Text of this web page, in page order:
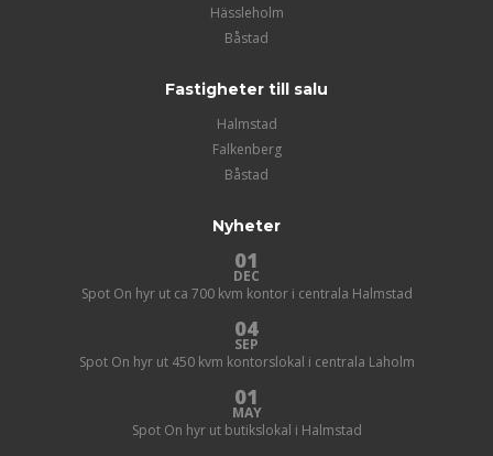
Hässleholm
Båstad
Fastigheter till salu
Halmstad
Falkenberg
Båstad
Nyheter
01
DEC
Spot On hyr ut ca 700 kvm kontor i centrala Halmstad
04
SEP
Spot On hyr ut 450 kvm kontorslokal i centrala Laholm
01
MAY
Spot On hyr ut butikslokal i Halmstad